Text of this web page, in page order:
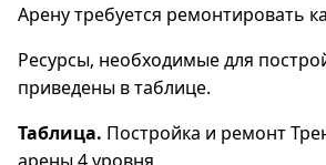
Арену требуется ремонтировать
Ресурсы, необходимые для
приведены в таблице.
Таблица. Постройка и ремонт